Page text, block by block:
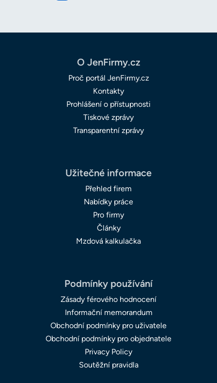
O JenFirmy.cz
Proč portál JenFirmy.cz
Kontakty
Prohlášení o přístupnosti
Tiskové zprávy
Transparentní zprávy
Užitečné informace
Přehled firem
Nabídky práce
Pro firmy
Články
Mzdová kalkulačka
Podmínky používání
Zásady férového hodnocení
Informační memorandum
Obchodní podmínky pro uživatele
Obchodní podmínky pro objednatele
Privacy Policy
Soutěžní pravidla